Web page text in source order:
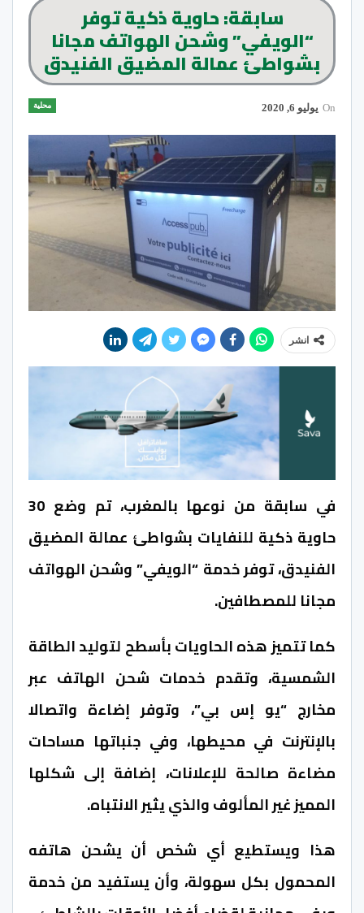
سابقة: حاوية ذكية توفر
“الويفي” وشحن الهواتف مجانا
بشواطئ عمالة المضيق الفنيدق
محلية On يوليو 6, 2020
انشر
في سابقة من نوعها بالمغرب، تم وضع 30
حاوية ذكية للنفايات بشواطئ عمالة المضيق
الفنيدق، توفر خدمة “الويفي” وشحن الهواتف
مجانا للمصطافين.
كما تتميز هذه الحاويات بأسطح لتوليد الطاقة
الشمسية، وتقدم خدمات شحن الهاتف عبر
مخارج “يو إس بي”، وتوفر إضاءة واتصالا
بالإنترنت في محيطها، وفي جنباتها مساحات
مضاءة صالحة للإعلانات، إضافة إلى شكلها
المميز غير المألوف والذي يثير الانتباه.
هذا ويستطيع أي شخص أن يشحن هاتفه
المحمول بكل سهولة، وأن يستفيد من خدمة